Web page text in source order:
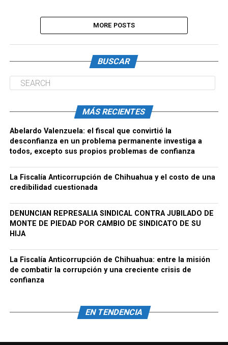
MORE POSTS
BUSCAR
MÁS RECIENTES
Abelardo Valenzuela: el fiscal que convirtió la
desconfianza en un problema permanente investiga a
todos, excepto sus propios problemas de confianza
La Fiscalía Anticorrupción de Chihuahua y el costo de una
credibilidad cuestionada
DENUNCIAN REPRESALIA SINDICAL CONTRA JUBILADO DE
MONTE DE PIEDAD POR CAMBIO DE SINDICATO DE SU
HIJA
La Fiscalía Anticorrupción de Chihuahua: entre la misión
de combatir la corrupción y una creciente crisis de
confianza
EN TENDENCIA